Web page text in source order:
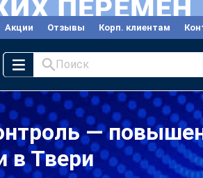
Акции Отзывы Корп. клиентам
Поиск
—
в Твери